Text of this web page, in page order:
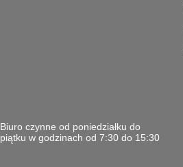
Biuro czynne od poniedziałku do
piątku w godzinach od 7:30 do 15:30